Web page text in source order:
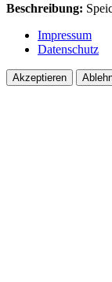
Beschreibung:
Impressum
Datenschutz
Akzeptieren